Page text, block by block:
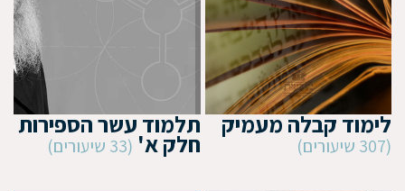
לימוד קבלה מעמיק
(307 שיעורים)
תלמוד עשר הספירות
חלק א' (33 שיעורים)